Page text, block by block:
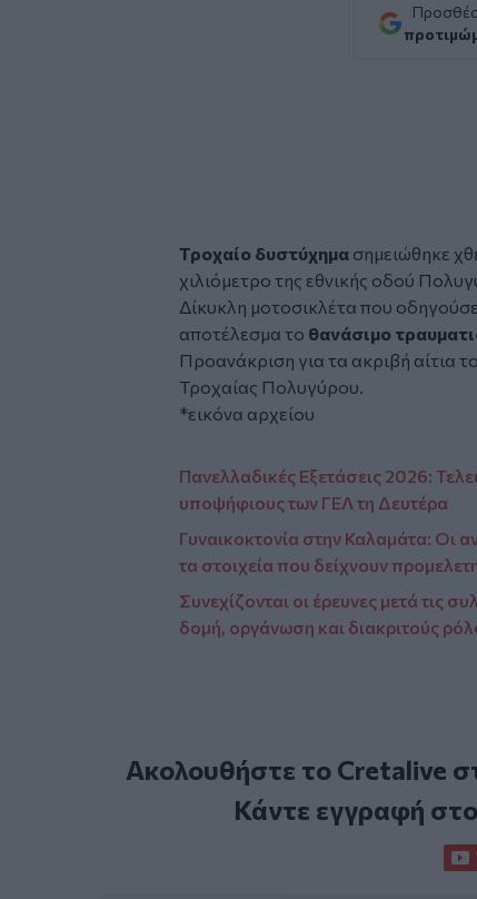
Τροχαίο δυστύχημα σημειώθηκε
χιλιόμετρο της εθνικής οδού
Δίκυκλη μοτοσικλέτα που οδηγούσε
αποτέλεσμα το θανάσιμο
Προανάκριση για τα ακριβή αίτια
Τροχαίας Πολυγύρου.
*εικόνα αρχείου
Πανελλαδικές Εξετάσεις 2026:
υποψήφιους των ΓΕΛ τη Δευτέρα
Γυναικοκτονία στην Καλαμάτα: Οι
τα στοιχεία που δείχνουν
Συνεχίζονται οι έρευνες μετά τις
δομή, οργάνωση και διακριτούς
Ακολουθήστε το Cretalive
Κάντε εγγραφή